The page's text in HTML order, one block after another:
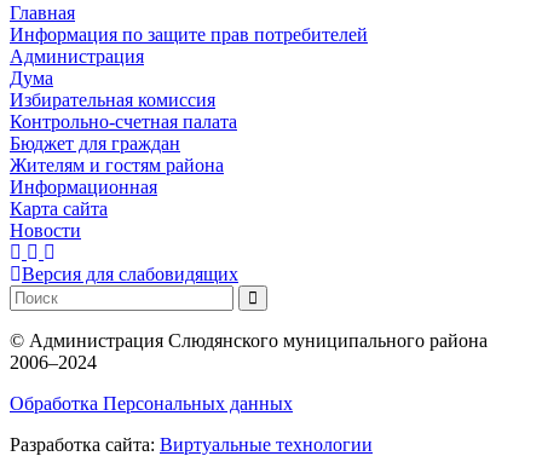
Главная
Информация по защите прав потребителей
Администрация
Дума
Избирательная комиссия
Контрольно-счетная палата
Бюджет для граждан
Жителям и гостям района
Информационная
Карта сайта
Новости
Версия для слабовидящих
© Администрация Слюдянского муниципального района
2006–2024
Обработка Персональных данных
Разработка сайта: Виртуальные технологии